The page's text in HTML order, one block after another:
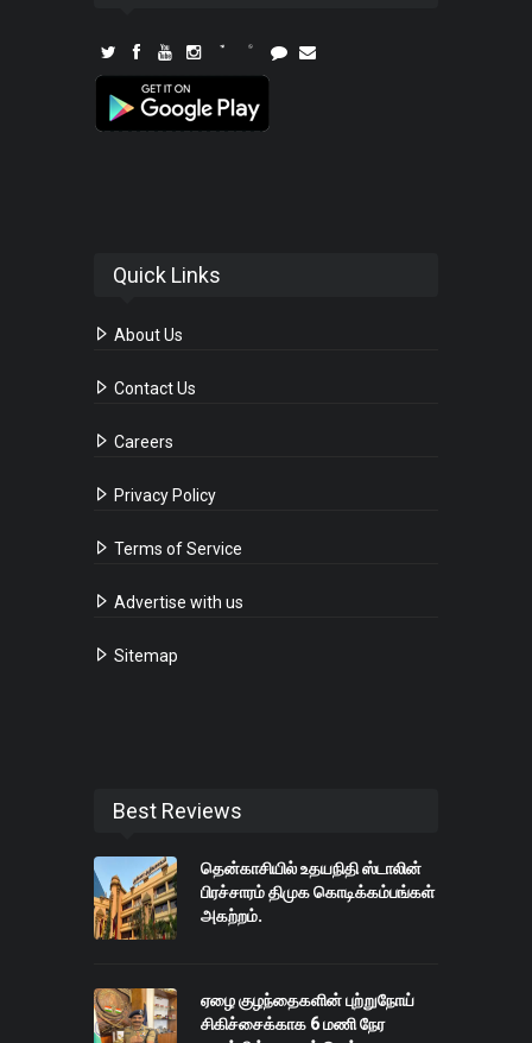
Quick Links
About Us
Contact Us
Careers
Privacy Policy
Terms of Service
Advertise with us
Sitemap
Best Reviews
தென்காசியில் உதயநிதி ஸ்டாலின்
பிரச்சாரம் திமுக கொடிக்கம்பங்கள்
அகற்றம்.
ஏழை குழந்தைகளின் புற்றுநோய்
சிகிச்சைக்காக 6 மணி நேர